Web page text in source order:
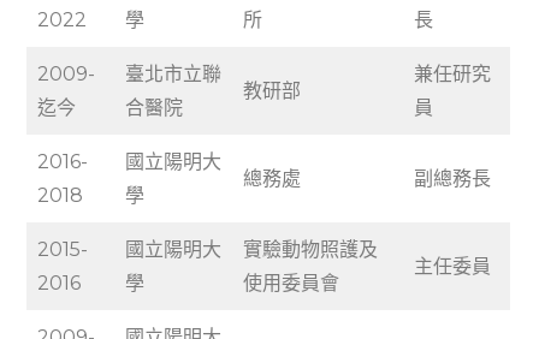
2022
學
所
長
2009-
迄今
臺北市立聯
合醫院
教研部
兼任研究
員
2016-
2018
國立陽明大
學
總務處 副總務長
2015-
2016
國立陽明大
學
實驗動物照護及
使用委員會
主任委員